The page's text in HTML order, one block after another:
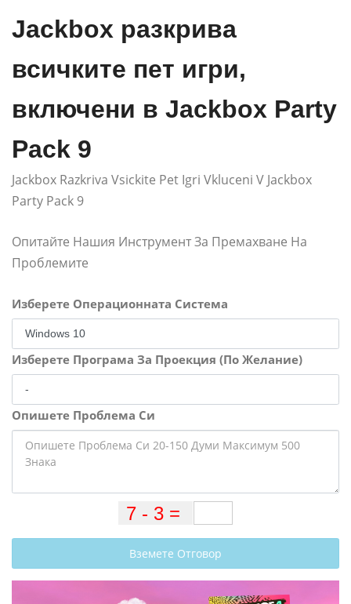
Jackbox разкрива
всичките пет игри,
включени в Jackbox Party
Pack 9
Jackbox Razkriva Vsickite Pet Igri Vkluceni V Jackbox
Party Pack 9
Опитайте Нашия Инструмент За Премахване На
Проблемите
Изберете Операционната Система
Изберете Програма За Проекция (По Желание)
Опишете Проблема Си
Вземете Отговор